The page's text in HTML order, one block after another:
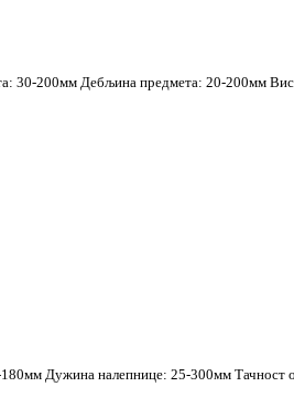
30-200мм Дебљина предмета: 20-200мм
Дужина налепнице: 25-300мм Тачност